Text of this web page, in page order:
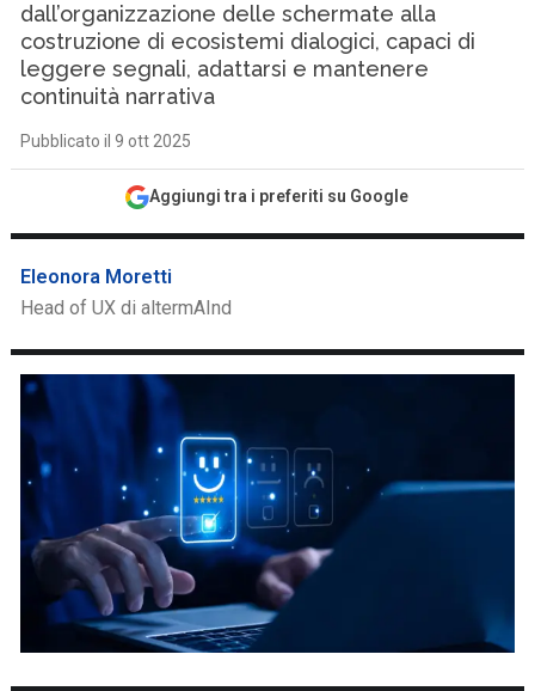
dall’organizzazione delle schermate alla
costruzione di ecosistemi dialogici, capaci di
leggere segnali, adattarsi e mantenere
continuità narrativa
Pubblicato il 9 ott 2025
Aggiungi tra i preferiti su Google
Eleonora Moretti
Head of UX di altermAInd